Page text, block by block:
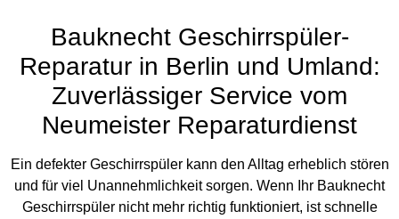
Bauknecht Geschirrspüler-
Reparatur in Berlin und Umland:
Zuverlässiger Service vom
Neumeister Reparaturdienst
Ein defekter Geschirrspüler kann den Alltag erheblich stören
und für viel Unannehmlichkeit sorgen. Wenn Ihr Bauknecht
Geschirrspüler nicht mehr richtig funktioniert, ist schnelle